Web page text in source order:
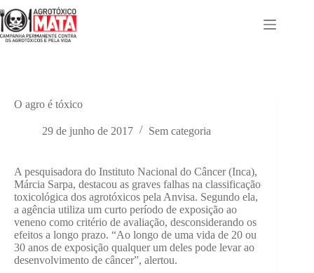
para
o
conteúdo
O agro é tóxico
29 de junho de 2017 Sem categoria
A pesquisadora do Instituto Nacional do Câncer (Inca),
Márcia Sarpa, destacou as graves falhas na classificação
toxicológica dos agrotóxicos pela Anvisa. Segundo ela,
a agência utiliza um curto período de exposição ao
veneno como critério de avaliação, desconsiderando os
efeitos a longo prazo. “Ao longo de uma vida de 20 ou
30 anos de exposição qualquer um deles pode levar ao
desenvolvimento de câncer”, alertou.